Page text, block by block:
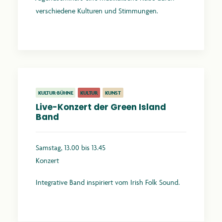
verschiedene Kulturen und Stimmungen.
KULTUR-BÜHNE KULTUR KUNST
Live-Konzert der Green Island
Band
Samstag, 13.00 bis 13.45
Konzert
Integrative Band inspiriert vom Irish Folk Sound.